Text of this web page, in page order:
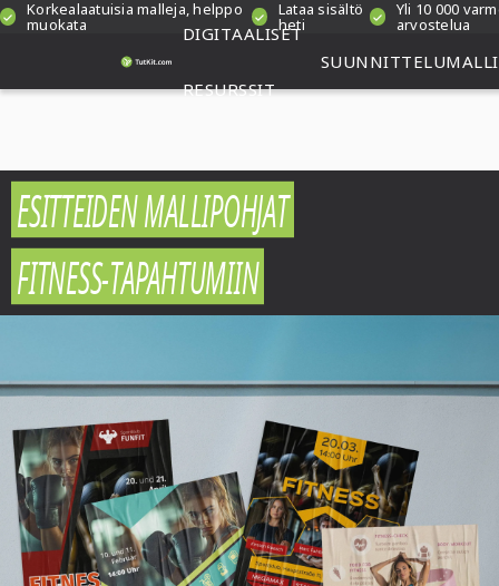
Korkealaatuisia malleja, helppo
muokata
Lataa sisältö
heti
Yli 10 000
arvostelua
DIGITAALISET
RESURSSIT
ESITTEIDEN MALLIPOHJAT
FITNESS-TAPAHTUMIIN